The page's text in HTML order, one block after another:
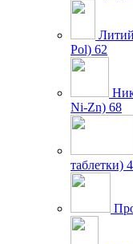
Pol) 62
Ni-Zn) 68
таблетки)